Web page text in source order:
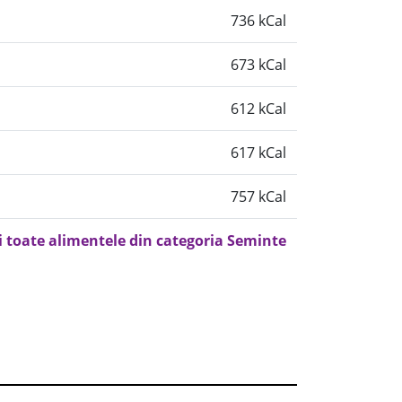
736 kCal
673 kCal
612 kCal
617 kCal
757 kCal
toate alimentele din categoria Seminte